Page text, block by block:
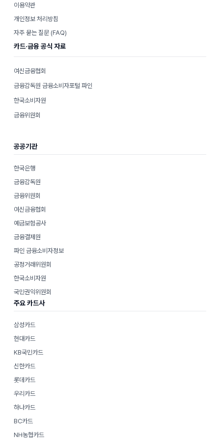
이용약관
개인정보 처리방침
자주 묻는 질문 (FAQ)
카드·금융 공식 자료
여신금융협회
금융감독원 금융소비자포털 파인
한국소비자원
금융위원회
공공기관
한국은행
금융감독원
금융위원회
여신금융협회
예금보험공사
금융결제원
파인 금융소비자정보
공정거래위원회
한국소비자원
국민권익위원회
주요 카드사
삼성카드
현대카드
KB국민카드
신한카드
롯데카드
우리카드
하나카드
BC카드
NH농협카드